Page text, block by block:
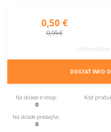
0,50 €
0,95 €
DOSTAŤ INFO
Na sklade e-shop:
0
Na sklade predajňa:
0
Kód